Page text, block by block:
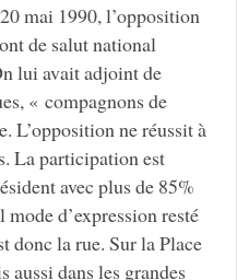
mai 1990, l’opposition
de salut national
lui avait adjoint de
« compagnons de
L’opposition ne réussit à
La participation est
avec plus de 85%
d’expression resté
donc la rue. Sur la Place
aussi dans les grandes